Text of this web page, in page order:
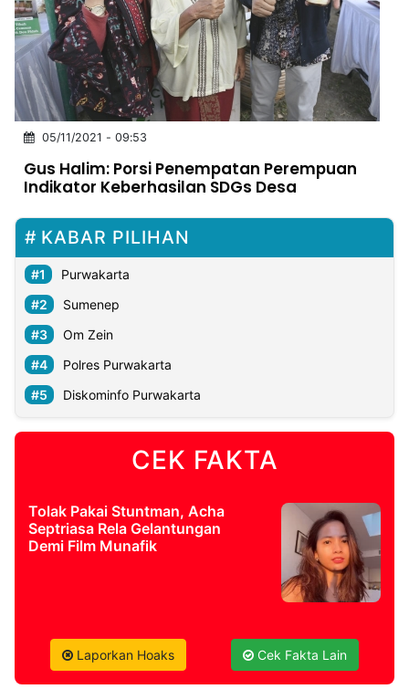
INDONESIA
Partner
Insight
NTB
Suara
Time
Lens
IDN
Daily
Jogja
Jalan
Rakyat
Idealita
News
Kita
Notice
Dinamikapost.com
Radar
Baru
Seedbacklink
Follow
Kabarbaru
05/11/2021 - 09:53
Gus Halim: Porsi Penempatan Perempuan
Indikator Keberhasilan SDGs Desa
KABAR PILIHAN
Purwakarta
Sumenep
Om Zein
Polres Purwakarta
Diskominfo Purwakarta
CEK FAKTA
Tolak Pakai Stuntman, Acha
Septriasa Rela Gelantungan
Demi Film Munafik
Laporkan Hoaks Cek Fakta Lain